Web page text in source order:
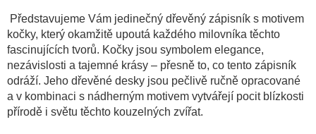
Představujeme Vám jedinečný dřevěný zápisník s motivem
kočky, který okamžitě upoutá každého milovníka těchto
fascinujících tvorů. Kočky jsou symbolem elegance,
nezávislosti a tajemné krásy – přesně to, co tento zápisník
odráží. Jeho dřevěné desky jsou pečlivě ručně opracované
a v kombinaci s nádherným motivem vytvářejí pocit blízkosti
přírodě i světu těchto kouzelných zvířat.